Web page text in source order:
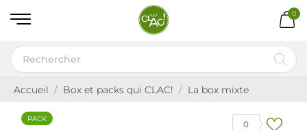
0
Accueil Box et packs qui CLAC! La box mixte
0
PACK